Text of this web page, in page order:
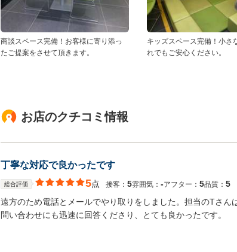
商談スペース完備！お客様に寄り添っ
たご提案をさせて頂きます。
キッズスペース完備！小さ
れでもご安心ください。
お店のクチコミ情報
丁寧な対応で良かったです
総合評価 5点 接客： 5雰囲気： ‐アフター： 5品質： 5
遠方のため電話とメールでやり取りをしました。担当のTさん
問い合わせにも迅速に回答くださり、とても良かったです。